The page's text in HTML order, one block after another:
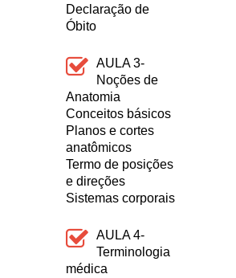
Declaração de
Óbito
AULA 3-
Noções de
Anatomia
Conceitos básicos
Planos e cortes
anatômicos
Termo de posições
e direções
Sistemas corporais
AULA 4-
Terminologia
médica